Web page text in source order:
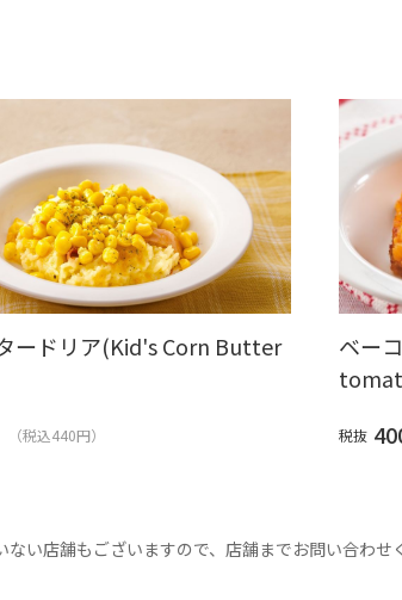
ードリア(Kid's Corn Butter
（税込440円）
ベー
税抜
い店舗もございますので、店舗までお問い合わせ